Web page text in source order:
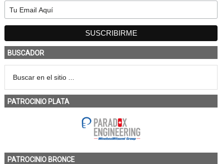
BUSCADOR
PATROCINIO PLATA
PATROCINIO BRONCE